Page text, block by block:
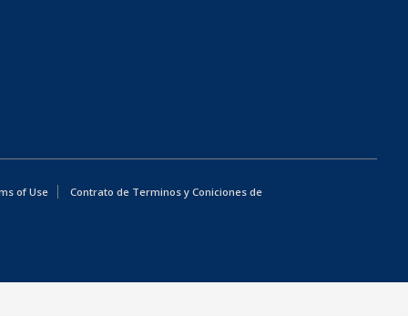
of Use
Contrato de Terminos y Coniciones de